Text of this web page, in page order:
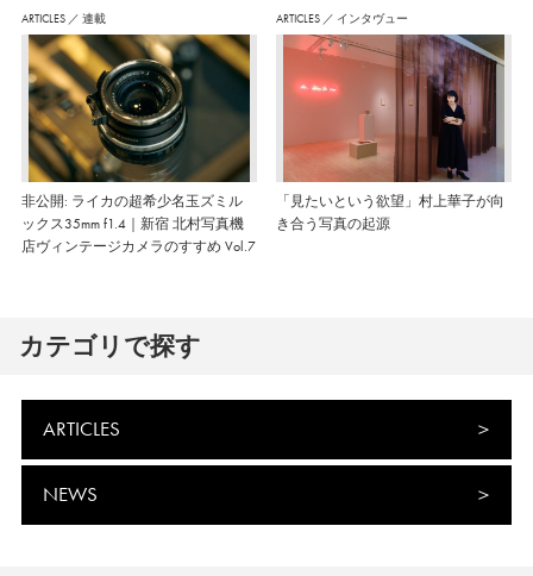
ARTICLES ／ 連載
非公開: ライカの超希少名玉ズミル
ックス35mm f1.4｜新宿 北村写真機
店ヴィンテージカメラのすすめ Vol.7
ARTICLES ／ インタヴュー
「見たいという欲望」村上華子が向
き合う写真の起源
カテゴリで探す
ARTICLES
NEWS